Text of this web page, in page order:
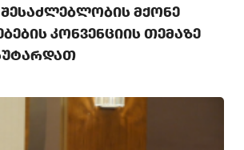
ᲛᲥᲝᲜᲔ
ᲙᲝᲜᲕᲔᲜᲪᲘᲘᲡ ᲗᲔᲛᲐᲖᲔ